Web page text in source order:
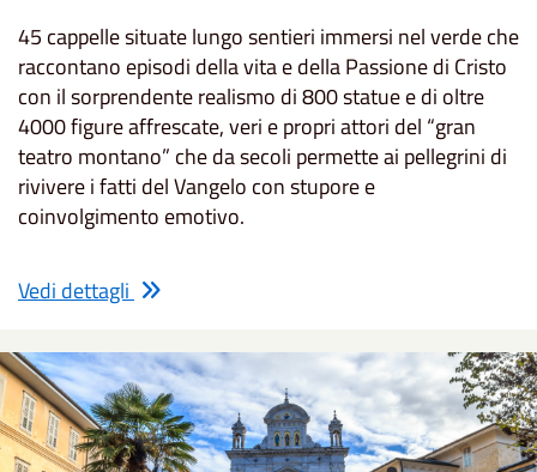
45 cappelle situate lungo sentieri immersi nel verde che
raccontano episodi della vita e della Passione di Cristo
con il sorprendente realismo di 800 statue e di oltre
4000 figure affrescate, veri e propri attori del “gran
teatro montano” che da secoli permette ai pellegrini di
rivivere i fatti del Vangelo con stupore e
coinvolgimento emotivo.
Vedi dettagli